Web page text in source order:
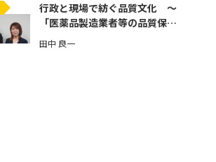
行政と現場で紡ぐ品質文化 ～
「医薬品製造業者等の品質保証
体制強化」とその先へ～【第3
回】
田中 良一